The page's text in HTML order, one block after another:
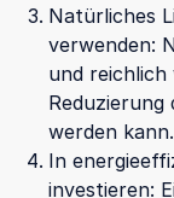
Natürliches
verwenden:
und
werden kann.
In
investieren: